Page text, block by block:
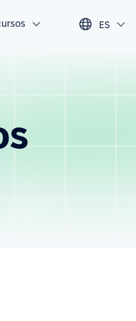
ES